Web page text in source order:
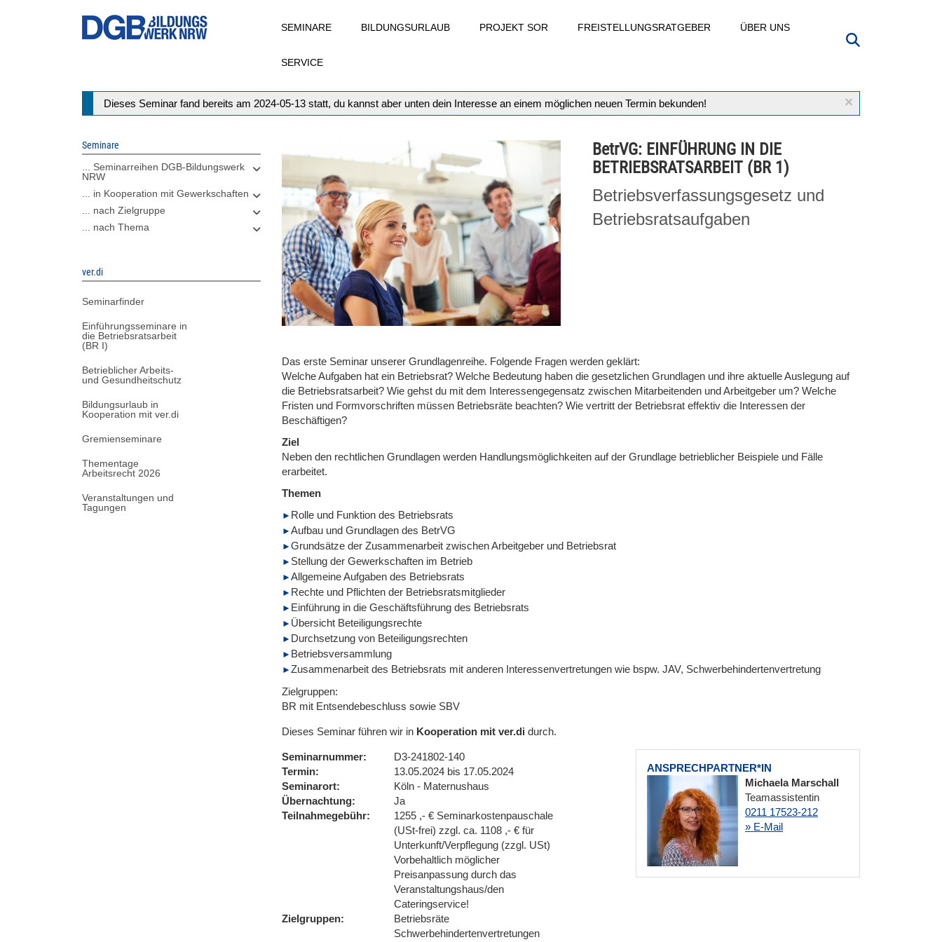
SEMINARE BILDUNGSURLAUB PROJEKT SOR FREISTELLUNGSRATGEBER ÜBER UNS
SERVICE
×
Statusmeldung
Dieses Seminar fand bereits am 2024-05-13 statt, du kannst aber unten dein Interesse an einem möglichen neuen Termin bekunden!
Seminare
... Seminarreihen DGB-Bildungswerk
NRW
... in Kooperation mit Gewerkschaften
... nach Zielgruppe
... nach Thema
ver.di
Seminarfinder
Einführungsseminare in
die Betriebsratsarbeit
(BR I)
Betrieblicher Arbeits-
und Gesundheitschutz
Bildungsurlaub in
Kooperation mit ver.di
Gremienseminare
Thementage
Arbeitsrecht 2026
Veranstaltungen und
Tagungen
BetrVG: EINFÜHRUNG IN DIE
BETRIEBSRATSARBEIT (BR 1)
Betriebsverfassungsgesetz und
Betriebsratsaufgaben
Das erste Seminar unserer Grundlagenreihe. Folgende Fragen werden geklärt:
Welche Aufgaben hat ein Betriebsrat? Welche Bedeutung haben die gesetzlichen Grundlagen und ihre aktuelle Auslegung auf
die Betriebsratsarbeit? Wie gehst du mit dem Interessengegensatz zwischen Mitarbeitenden und Arbeitgeber um? Welche
Fristen und Formvorschriften müssen Betriebsräte beachten? Wie vertritt der Betriebsrat effektiv die Interessen der
Beschäftigen?
Ziel
Neben den rechtlichen Grundlagen werden Handlungsmöglichkeiten auf der Grundlage betrieblicher Beispiele und Fälle
erarbeitet.
Themen
Rolle und Funktion des Betriebsrats
Aufbau und Grundlagen des BetrVG
Grundsätze der Zusammenarbeit zwischen Arbeitgeber und Betriebsrat
Stellung der Gewerkschaften im Betrieb
Allgemeine Aufgaben des Betriebsrats
Rechte und Pflichten der Betriebsratsmitglieder
Einführung in die Geschäftsführung des Betriebsrats
Übersicht Beteiligungsrechte
Durchsetzung von Beteiligungsrechten
Betriebsversammlung
Zusammenarbeit des Betriebsrats mit anderen Interessenvertretungen wie bspw. JAV, Schwerbehindertenvertretung
Zielgruppen:
BR mit Entsendebeschluss sowie SBV
Dieses Seminar führen wir in Kooperation mit ver.di durch.
ANSPRECHPARTNER*IN
Michaela Marschall
Teamassistentin
0211 17523-212
» E-Mail
Seminarnummer
D3-241802-140
Termin
13.05.2024 bis 17.05.2024
Seminarort
Köln - Maternushaus
Übernachtung
Ja
Teilnahmegebühr
1255 ,- € Seminarkostenpauschale
(USt-frei) zzgl. ca. 1108 ,- € für
Unterkunft/Verpflegung (zzgl. USt)
Vorbehaltlich möglicher
Preisanpassung durch das
Veranstaltungshaus/den
Cateringservice!
Zielgruppen
Betriebsräte
Schwerbehindertenvertretungen